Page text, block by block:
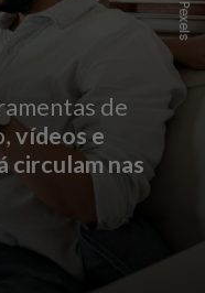
de
vídeos e
nas
P
e
x
l
s